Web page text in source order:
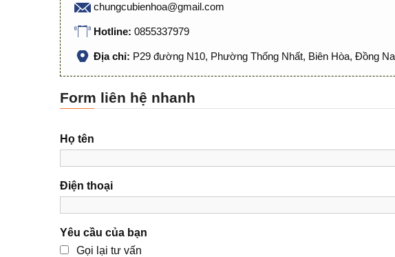
chungcubienhoa@gmail.com
Hotline: 0855337979
Địa chỉ: P29 đường N10, Phường Thống Nhất, Biên Hòa, Đồng
Form liên hệ nhanh
Họ tên
Điện thoại
Yêu cầu của bạn
Gọi lại tư vấn